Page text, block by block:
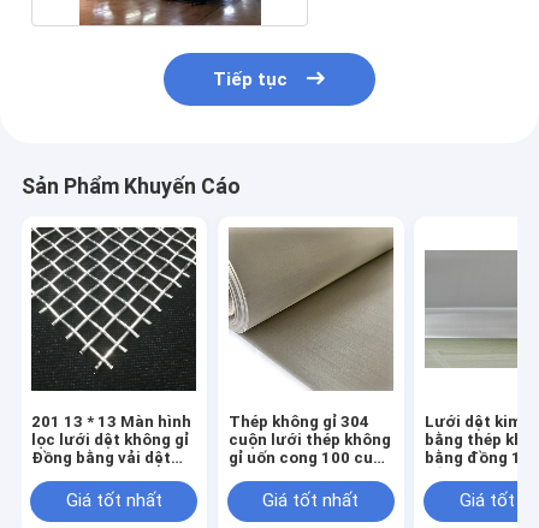
Tiếp tục
Sản Phẩm Khuyến Cáo
201 13 * 13 Màn hình
lọc lưới dệt không gỉ
Đồng bằng vải dệt
Giá tốt nhất
Thép không gỉ 304
cuộn lưới thép không
gỉ uốn cong 100 cuộn
Giá tốt nhất
Lưới dệt kim
bằng thép
bằng đồng 10
Giá tốt